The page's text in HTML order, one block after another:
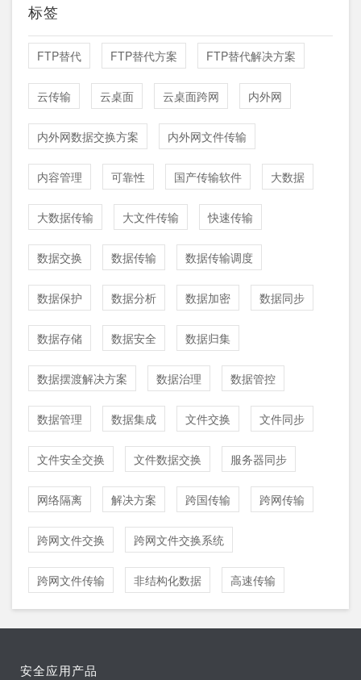
标签
FTP替代 FTP替代方案 FTP替代解决方案
云传输 云桌面 云桌面跨网 内外网
内外网数据交换方案 内外网文件传输
内容管理 可靠性 国产传输软件 大数据
大数据传输 大文件传输 快速传输
数据交换 数据传输 数据传输调度
数据保护 数据分析 数据加密 数据同步
数据存储 数据安全 数据归集
数据摆渡解决方案 数据治理 数据管控
数据管理 数据集成 文件交换 文件同步
文件安全交换 文件数据交换 服务器同步
网络隔离 解决方案 跨国传输 跨网传输
跨网文件交换 跨网文件交换系统
跨网文件传输 非结构化数据 高速传输
安全应用产品